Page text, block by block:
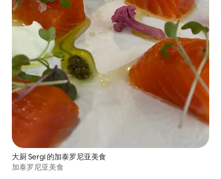
大厨 Sergi 的加泰罗尼亚美食
加泰罗尼亚美食